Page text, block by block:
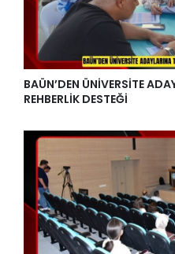
BAÜN’DEN ÜNİVERSİTE
REHBERLİK DESTEĞİ